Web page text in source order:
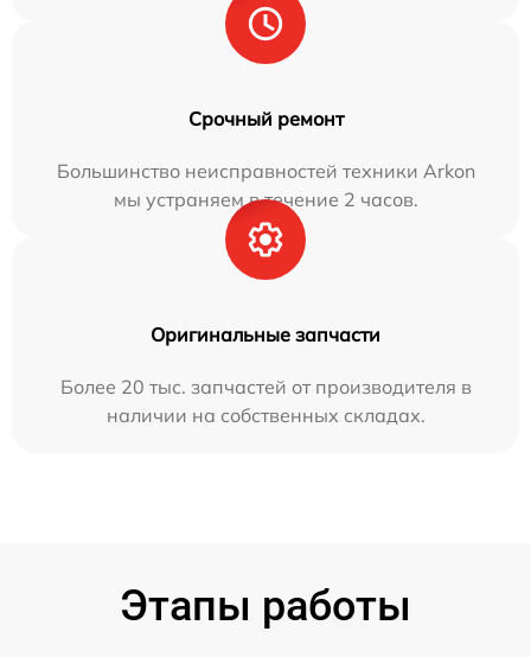
Срочный ремонт
Большинство неисправностей техники Arkon
мы устраняем в течение 2 часов.
Оригинальные запчасти
Более 20 тыс. запчастей от производителя в
наличии на собственных складах.
Этапы работы